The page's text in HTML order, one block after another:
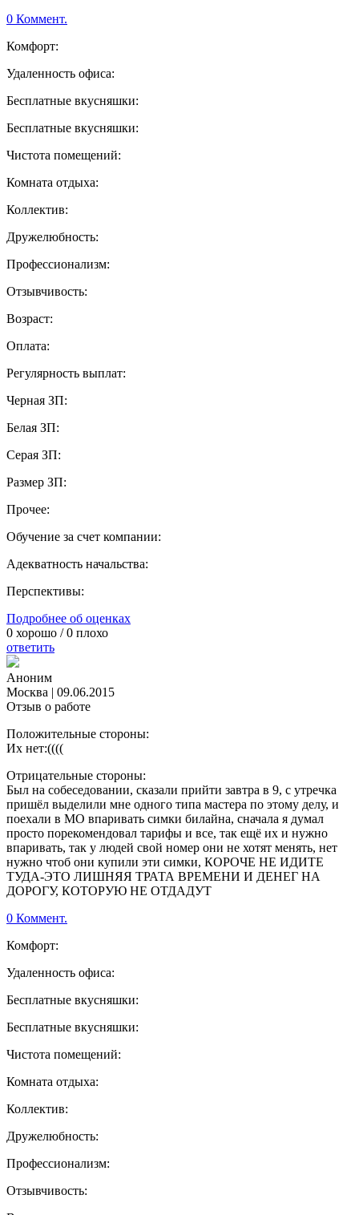
0 Коммент.
Комфорт:
Удаленность офиса:
Бесплатные вкусняшки:
Бесплатные вкусняшки:
Чистота помещений:
Комната отдыха:
Коллектив:
Дружелюбность:
Профессионализм:
Отзывчивость:
Возраст:
Оплата:
Регулярность выплат:
Черная ЗП:
Белая ЗП:
Серая ЗП:
Размер ЗП:
Прочее:
Обучение за счет компании:
Адекватность начальства:
Перспективы:
Подробнее об оценках
0 хорошо /0 плохо
ответить
Аноним
Москва | 09.06.2015
Отзыв о работе
Положительные стороны:
Их нет:((((
Отрицательные стороны:
Был на собеседовании, сказали прийти завтра в 9, с утречка
пришёл выделили мне одного типа мастера по этому делу, и
поехали в МО впаривать симки билайна, сначала я думал
просто порекомендовал тарифы и все, так ещё их и нужно
впаривать, так у людей свой номер они не хотят менять, нет
нужно чтоб они купили эти симки, КОРОЧЕ НЕ ИДИТЕ
ТУДА-ЭТО ЛИШНЯЯ ТРАТА ВРЕМЕНИ И ДЕНЕГ НА
ДОРОГУ, КОТОРУЮ НЕ ОТДАДУТ
0 Коммент.
Комфорт:
Удаленность офиса:
Бесплатные вкусняшки:
Бесплатные вкусняшки:
Чистота помещений:
Комната отдыха:
Коллектив:
Дружелюбность:
Профессионализм:
Отзывчивость: